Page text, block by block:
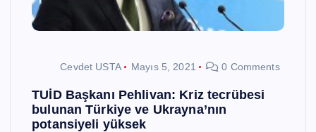
Cevdet USTA Mayıs 5, 2021 0 Comments
TUİD Başkanı Pehlivan: Kriz tecrübesi
bulunan Türkiye ve Ukrayna’nın
potansiyeli yüksek